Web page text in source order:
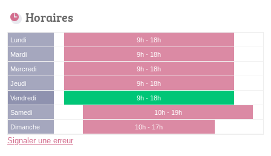
Horaires
Lundi
9h - 18h
Mardi
9h - 18h
Mercredi
9h - 18h
Jeudi
9h - 18h
Vendredi
9h - 18h
Samedi
10h - 19h
Dimanche
10h - 17h
Signaler une erreur